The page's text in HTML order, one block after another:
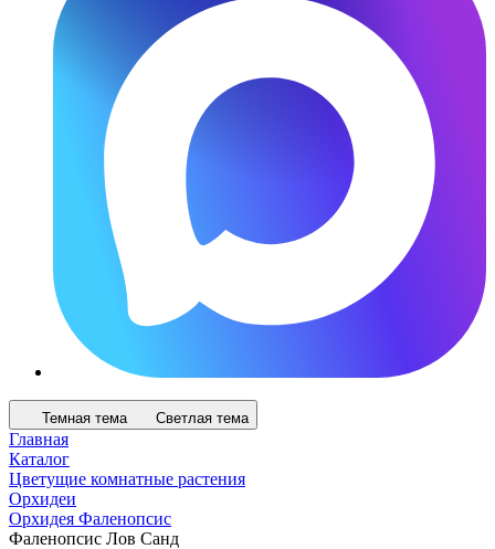
Темная тема Светлая тема
Главная
Каталог
Цветущие комнатные растения
Орхидеи
Орхидея Фаленопсис
Фаленопсис Лов Санд